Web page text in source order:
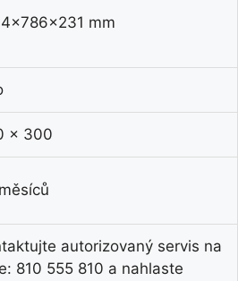
mm
x 300
autorizovaný servis na
810 555 810 a nahlaste